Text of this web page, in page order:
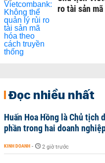
ro tài sản
Đọc nhiều nhất
Huấn Hoa Hồng là Chủ tịch
phần trong hai doanh
KINH DOANH - 2 giờ trước